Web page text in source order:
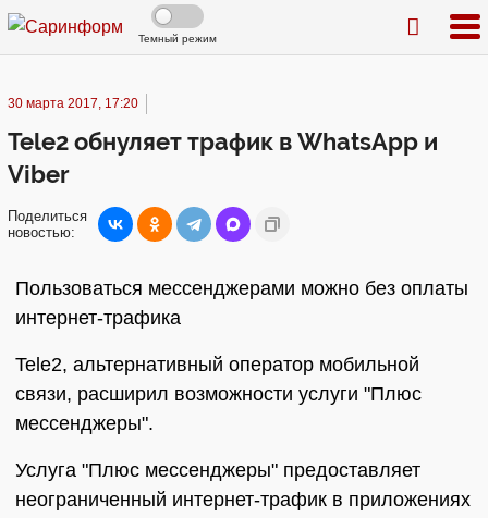
Темный режим
30 марта 2017, 17:20
Tele2 обнуляет трафик в WhatsApp и
Viber
Поделиться
новостью:
Пользоваться мессенджерами можно без оплаты
интернет-трафика
Tele2, альтернативный оператор мобильной
связи, расширил возможности услуги "Плюс
мессенджеры".
Услуга "Плюс мессенджеры" предоставляет
неограниченный интернет-трафик в приложениях